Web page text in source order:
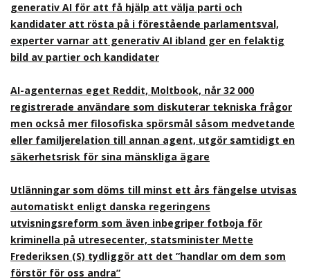
generativ AI för att få hjälp att välja parti och
kandidater att rösta på i förestående parlamentsval,
experter varnar att generativ AI ibland ger en felaktig
bild av partier och kandidater
AI-agenternas eget Reddit, Moltbook, når 32 000
registrerade användare som diskuterar tekniska frågor
men också mer filosofiska spörsmål såsom medvetande
eller familjerelation till annan agent, utgör samtidigt en
säkerhetsrisk för sina mänskliga ägare
Utlänningar som döms till minst ett års fängelse utvisas
automatiskt enligt danska regeringens
utvisningsreform som även inbegriper fotboja för
kriminella på utresecenter, statsminister Mette
Frederiksen (S) tydliggör att det ”handlar om dem som
förstör för oss andra”